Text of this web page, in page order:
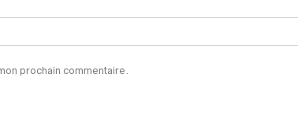
prochain commentaire.